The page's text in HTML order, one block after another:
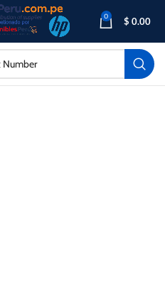
0 $ 0.00